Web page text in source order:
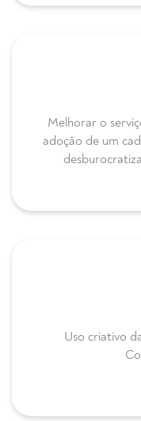
Melhorar o
adoção de um
Uso criativo